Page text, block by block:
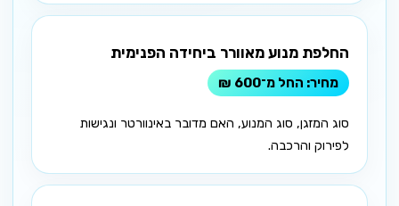
החלפת מנוע מאוורר ביחידה הפנימית
החל מ־600 ₪
סוג המזגן, סוג המנוע, האם מדובר באינוורטר ונגישות
לפירוק והרכבה.